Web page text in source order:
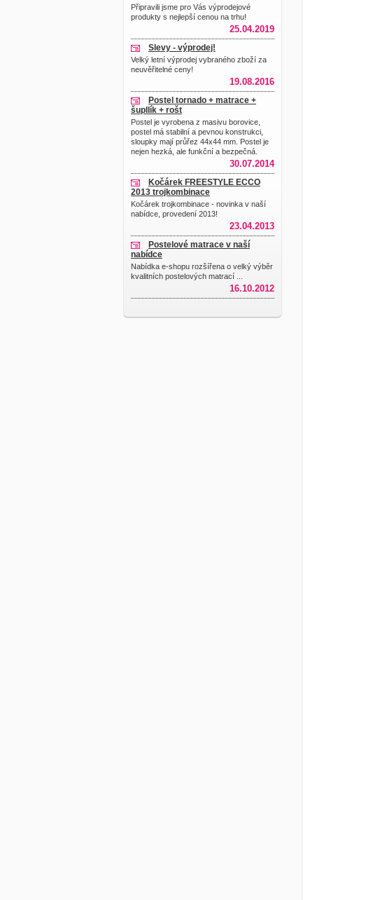
Připravili jsme pro Vás výprodejové
produkty s nejlepší cenou na trhu!
25.04.2019
Slevy - výprodej!
Velký letní výprodej vybraného zboží za
neuvěřitelné ceny!
19.08.2016
Postel tornado + matrace +
šupllík + rošt
Postel je vyrobena z masivu borovice,
postel má stabilní a pevnou konstrukci,
sloupky mají průřez 44x44 mm. Postel je
nejen hezká, ale funkční a bezpečná.
30.07.2014
Kočárek FREESTYLE ECCO
2013 trojkombinace
Kočárek trojkombinace - novinka v naší
nabídce, provedení 2013!
23.04.2013
Postelové matrace v naší
nabídce
Nabídka e-shopu rozšířena o velký výběr
kvalitních postelových matrací ...
16.10.2012